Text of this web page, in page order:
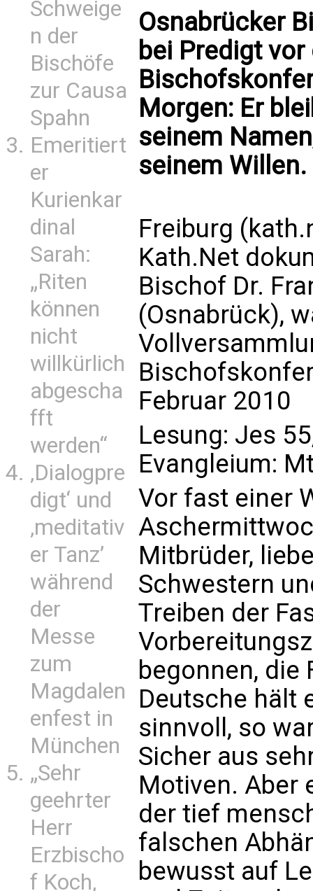
Schweige
n der
Bischöfe
zur Causa
Spahn
Emeritiert
er
Kurienkar
dinal
Sarah:
„Riten
können
nicht
willkürlich
abgescha
fft
werden“
‚Dialogpre
digt‘ und
‚meditativ
er Tanz’
während
der
Messe
zum
Magdalen
enfest in
München
„Sehr
geehrter
Herr
Erzbischo
f Koch,
Osnabrücker
bei Predigt
Morgen: Er
seinem
seinem Willen.
Freiburg
Kath.Net
Bischof Dr.
(Osnabrück),
Februar 2010
Lesung: Jes
Evangleium:
Vor fast einer
Mitbrüder,
Schwestern
Treiben der
begonnen, die
Deutsche hält
sinnvoll, so
Sicher aus
Motiven. Aber
der tief
falschen
bewusst auf